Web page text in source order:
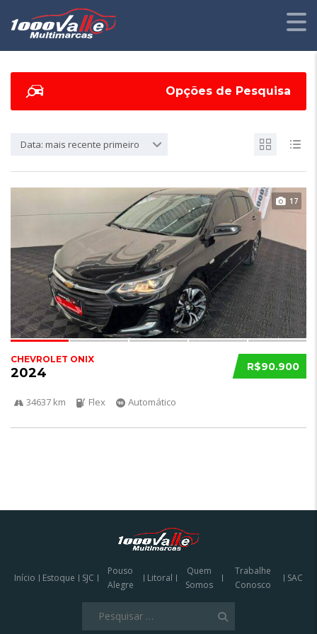
Opções de Pesquisa
Data: mais recente primeiro
17
R$90.900
CHEVROLET ONIX
2024
34637 km Flex Automático
Início Estoque SJC
Pouso
Alegre
Litoral
Quem
Somos
Trabalhe
Conosco
SAC